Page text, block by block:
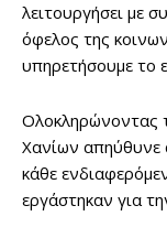
λειτουργήσει με
όφελος της
υπηρετήσουμε το
Ολοκληρώνοντας
Χανίων απηύθυνε
κάθε
εργάστηκαν για